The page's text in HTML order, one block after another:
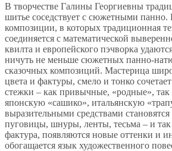
В творчестве Галины Георгиевны
шитье соседствует с сюжетными панно.
композиции, в которых традиционная
соединяется с математической
квилта и европейского пэчворка
ничуть не меньше сюжетных панно-
сказочных композиций. Мастерица
цвета и фактуры, смело и тонко
стежки – как привычные, «родные», так
японскую «сашико», итальянскую
выразительными средствами
пуговицы, шнуры, ленты, тесьма – и так
фактура, появляются новые оттенки и
обогащается язык художественного